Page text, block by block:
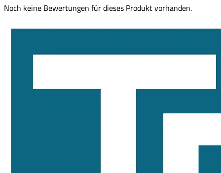
Noch keine Bewertungen für dieses Produkt vorhanden.